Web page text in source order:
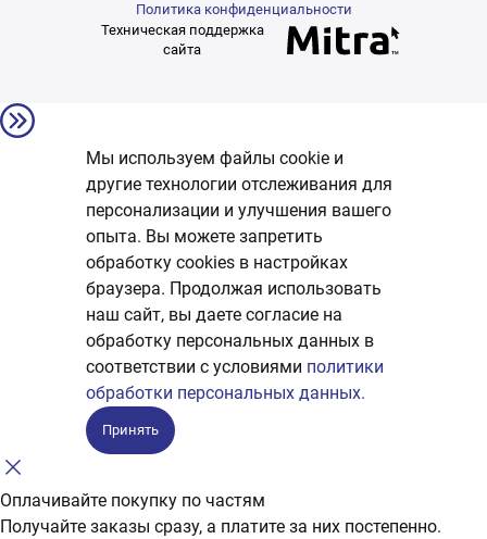
Политика конфиденциальности
Техническая поддержка
сайта
Мы используем файлы cookie и
другие технологии отслеживания для
персонализации и улучшения вашего
опыта. Вы можете запретить
обработку сookies в настройках
браузера. Продолжая использовать
наш сайт, вы даете согласие на
обработку персональных данных в
соответствии с условиями политики
обработки персональных данных.
Принять
Оплачивайте покупку по частям
Получайте заказы сразу, а платите за них постепенно.